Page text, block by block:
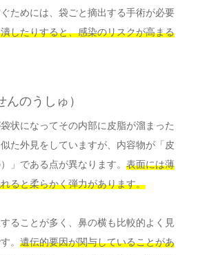
ためには、袋ごと摘出する手術が必要
したりすると、感染のリスクが高まる
のうしゅ）
状になってその内部に皮脂が溜まった
た外見をしていますが、内容物が「皮
」である点が異なります。 表面には薄
ると柔らかく弾力があります。
ることが多く、鼻の横も比較的よく見
。 遺伝的要因が関与していることがあ